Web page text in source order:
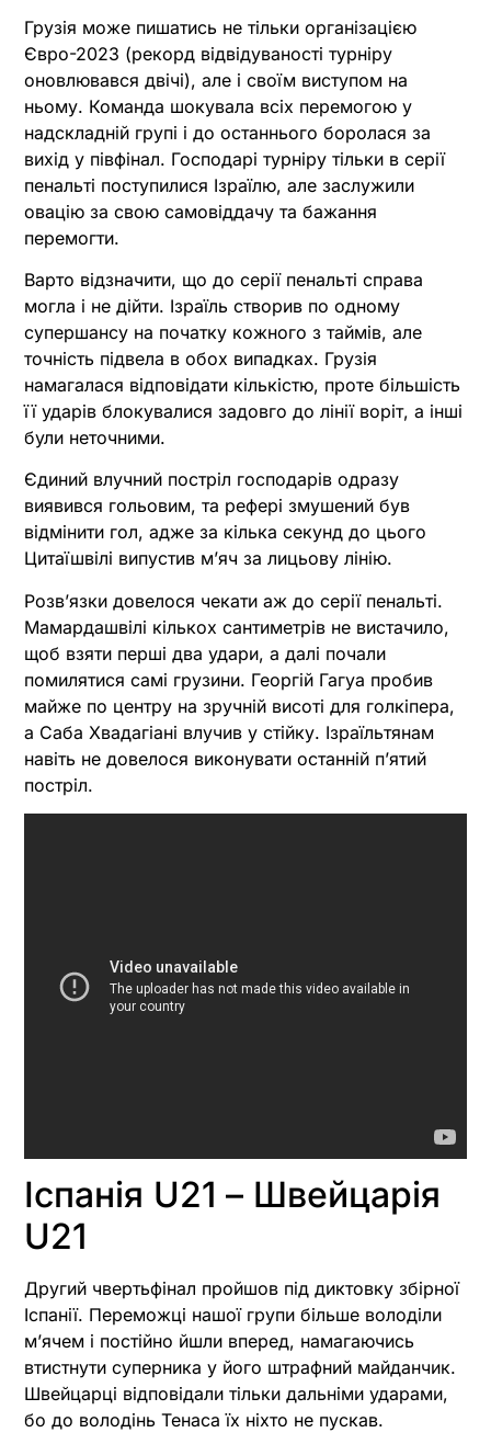
Грузія може пишатись не тільки організацією
Євро-2023 (рекорд відвідуваності турніру
оновлювався двічі), але і своїм виступом на
ньому. Команда шокувала всіх перемогою у
надскладній групі і до останнього боролася за
вихід у півфінал. Господарі турніру тільки в серії
пенальті поступилися Ізраїлю, але заслужили
овацію за свою самовіддачу та бажання
перемогти.
Варто відзначити, що до серії пенальті справа
могла і не дійти. Ізраїль створив по одному
супершансу на початку кожного з таймів, але
точність підвела в обох випадках. Грузія
намагалася відповідати кількістю, проте більшість
її ударів блокувалися задовго до лінії воріт, а інші
були неточними.
Єдиний влучний постріл господарів одразу
виявився гольовим, та рефері змушений був
відмінити гол, адже за кілька секунд до цього
Цитаїшвілі випустив м’яч за лицьову лінію.
Розв’язки довелося чекати аж до серії пенальті.
Мамардашвілі кількох сантиметрів не вистачило,
щоб взяти перші два удари, а далі почали
помилятися самі грузини. Георгій Гагуа пробив
майже по центру на зручній висоті для голкіпера,
а Саба Хвадагіані влучив у стійку. Ізраїльтянам
навіть не довелося виконувати останній п’ятий
постріл.
Іспанія U21 – Швейцарія
U21
Другий чвертьфінал пройшов під диктовку збірної
Іспанії. Переможці нашої групи більше володіли
м’ячем і постійно йшли вперед, намагаючись
втистнути суперника у його штрафний майданчик.
Швейцарці відповідали тільки дальніми ударами,
бо до володінь Тенаса їх ніхто не пускав.